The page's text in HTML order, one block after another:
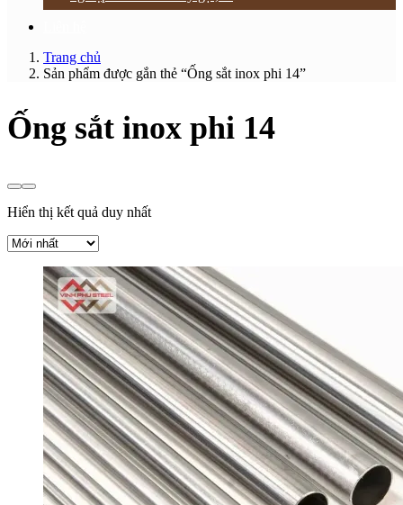
Trang chủ
Sản phẩm được gắn thẻ “Ống sắt inox phi 14”
Ống sắt inox phi 14
Hiển thị kết quả duy nhất